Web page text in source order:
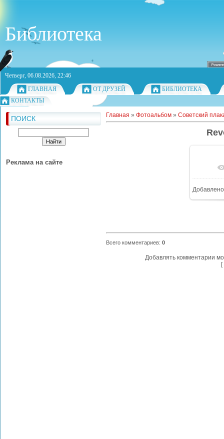
Библиотека
Четверг, 06.08.2026, 22:46
ГЛАВНАЯ
ОТ ДРУЗЕЙ
БИБЛИОТЕКА
КОНТАКТЫ
ПОИСК
Реклама на сайте
Главная » Фотоальбом » Советский
Добавлено
Всего комментариев: 0
Добавлять комментарии
[